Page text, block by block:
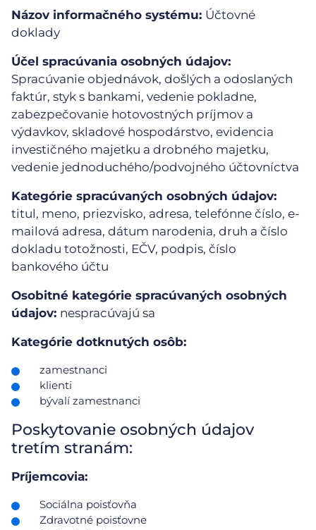
Názov informačného systému: Účtovné
doklady
Účel spracúvania osobných údajov:
Spracúvanie objednávok, došlých a odoslaných
faktúr, styk s bankami, vedenie pokladne,
zabezpečovanie hotovostných príjmov a
výdavkov, skladové hospodárstvo, evidencia
investičného majetku a drobného majetku,
vedenie jednoduchého/podvojného účtovníctva
Kategórie spracúvaných osobných údajov:
titul, meno, priezvisko, adresa, telefónne číslo, e-
mailová adresa, dátum narodenia, druh a číslo
dokladu totožnosti, EČV, podpis, číslo
bankového účtu
Osobitné kategórie spracúvaných osobných
údajov: nespracúvajú sa
Kategórie dotknutých osôb:
zamestnanci
klienti
bývalí zamestnanci
Poskytovanie osobných údajov
tretím stranám:
Príjemcovia:
Sociálna poisťovňa
Zdravotné poisťovne